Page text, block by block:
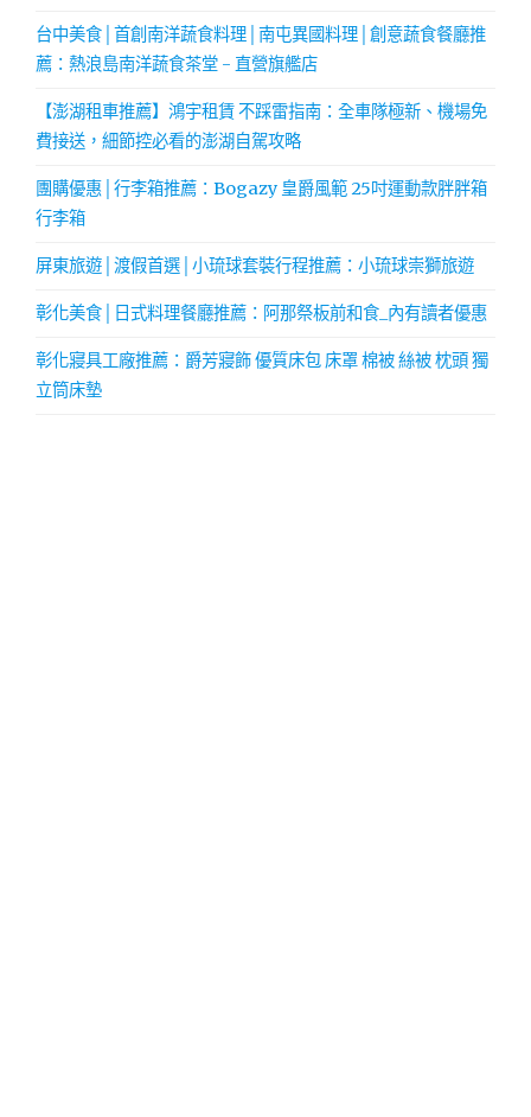
台中美食│首創南洋蔬食料理│南屯異國料理│創意蔬食餐廳推
薦：熱浪島南洋蔬食茶堂 - 直營旗艦店
【澎湖租車推薦】鴻宇租賃 不踩雷指南：全車隊極新、機場免
費接送，細節控必看的澎湖自駕攻略
團購優惠│行李箱推薦：Bogazy 皇爵風範 25吋運動款胖胖箱
行李箱
屏東旅遊│渡假首選│小琉球套裝行程推薦：小琉球崇獅旅遊
彰化美食│日式料理餐廳推薦：阿那祭板前和食_內有讀者優惠
彰化寢具工廠推薦：爵芳寢飾 優質床包 床罩 棉被 絲被 枕頭 獨
立筒床墊